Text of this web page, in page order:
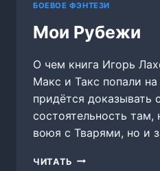
БОЕВОЕ ФЭНТЕЗИ
Мои Рубежи
О чем книга Игорь
Макс и Такс попали
придётся доказывать
состоятельность там,
воюя с Тварями, но и
ЧИТАТЬ МОИ